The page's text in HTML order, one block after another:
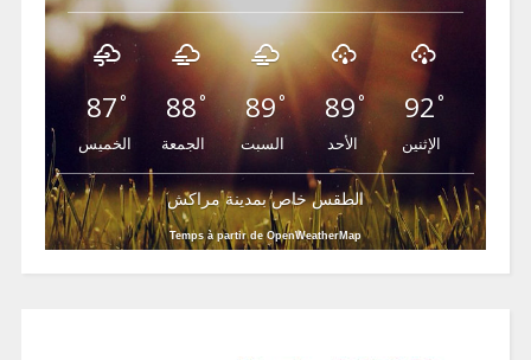
87°
الخميس
88°
الجمعة
89°
السبت
89°
الأحد
92°
الإثنين
الطقس خاص بمدينة مراكش
Temps à partir de OpenWeatherMap